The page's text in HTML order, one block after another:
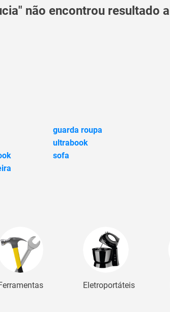
não encontrou resultado
guarda roupa
ultrabook
sofa
Eletroportáteis